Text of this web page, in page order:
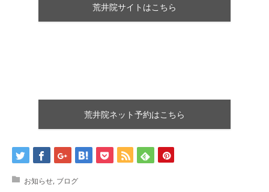
荒井院サイトはこちら
荒井院ネット予約はこちら
お知らせ, ブログ